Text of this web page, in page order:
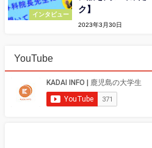
インタビュー
ク】
2023年3月30日
YouTube